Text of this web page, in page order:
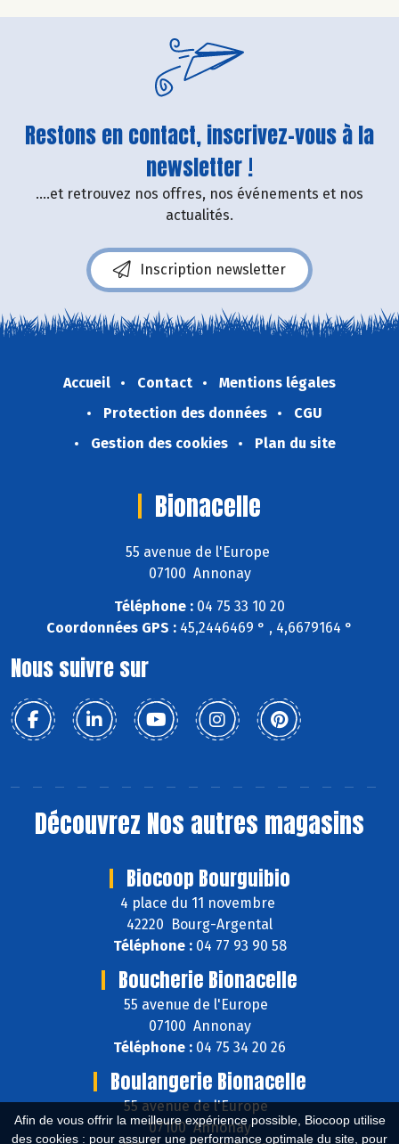
Afin de vous offrir la meilleure expérience possible, Biocoop utilise
des cookies : pour assurer une performance optimale du site, pour
Restons en contact, inscrivez-vous à la
newsletter !
....et retrouvez nos offres, nos événements et nos
actualités.
Inscription newsletter
Accueil Contact
Mentions légales
Protection des données
CGU
Gestion des cookies
Plan du site
Bionacelle
55 avenue de l'Europe
07100 Annonay
Téléphone : 04 75 33 10 20
Coordonnées GPS : 45,2446469 ° , 4,6679164 °
Nous suivre sur
Découvrez Nos autres magasins
Biocoop Bourguibio
4 place du 11 novembre
42220 Bourg-Argental
Téléphone :04 77 93 90 58
Boucherie Bionacelle
55 avenue de l'Europe
07100 Annonay
Téléphone : 04 75 34 20 26
Boulangerie Bionacelle
55 avenue de l'Europe
07100 Annonay